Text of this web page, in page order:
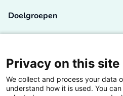
Doelgroepen
Lectoren en onderzoekers
Bedrijven
Privacy on this site
We collect and process your data
understand how it is used. You